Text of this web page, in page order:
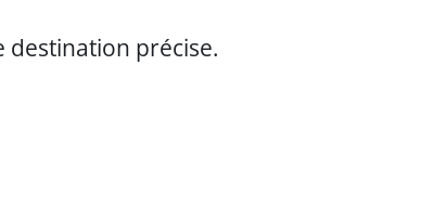
destination précise.
mod_glossary/entry/3813/TA_glo_acheminer_001.mp3